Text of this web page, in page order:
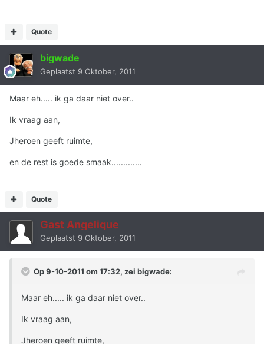
Quote
bigwade
Geplaatst 9 Oktober, 2011
Maar eh..... ik ga daar niet over..
Ik vraag aan,
Jheroen geeft ruimte,
en de rest is goede smaak.............
Quote
Gast Angelique
Geplaatst 9 Oktober, 2011
Op 9-10-2011 om 17:32, zei bigwade:
Maar eh..... ik ga daar niet over..
Ik vraag aan,
Jheroen geeft ruimte,